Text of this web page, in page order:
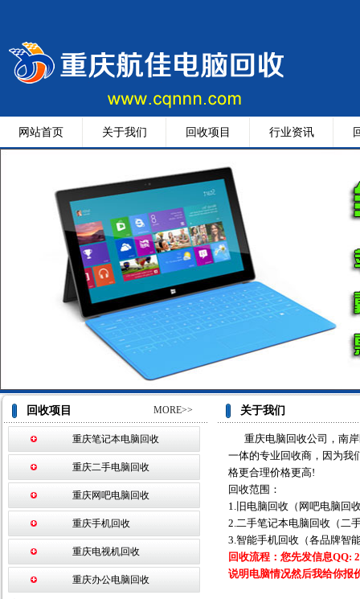
网站首页 关于我们 回收项目 行业资讯
回收项目 MORE>>
重庆笔记本电脑回收
重庆二手电脑回收
重庆网吧电脑回收
重庆手机回收
重庆电视机回收
重庆办公电脑回收
关于我们
重庆电脑回收公司，南
一体的专业回收商，因为我
格更合理价格更高!
回收范围：
1.旧电脑回收（网吧电脑回
2.二手笔记本电脑回收（二
3.智能手机回收（各品牌智
回收流程：您先发信息QQ:
说明电脑情况然后我给你报